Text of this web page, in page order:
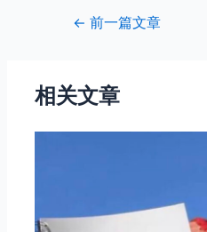
航
← 前一篇文章
相关文章